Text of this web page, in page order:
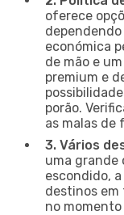
oferece
económica
de mão e
premium e
porão.
as malas de
3. Vários
uma grande
escondido,
destinos em
no